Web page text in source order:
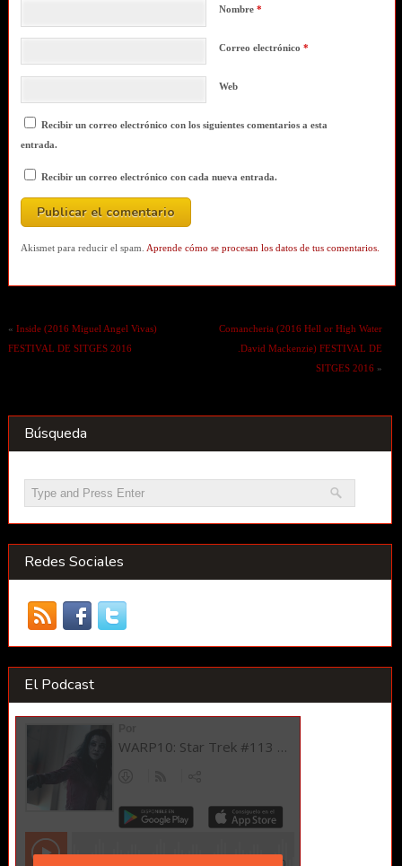
Nombre *
Correo electrónico *
Web
Recibir un correo electrónico con los siguientes comentarios a esta
entrada.
Recibir un correo electrónico con cada nueva entrada.
Akismet para reducir el spam. Aprende cómo se procesan los datos de tus comentarios.
« Inside (2016 Miguel Angel Vivas)
FESTIVAL DE SITGES 2016
Comancheria (2016 Hell or High Water
.David Mackenzie) FESTIVAL DE
SITGES 2016 »
Búsqueda
Redes Sociales
El Podcast